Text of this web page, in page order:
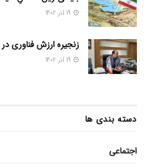
زنجیره ارزش فناوری
دسته بندی ها
اجتماعی